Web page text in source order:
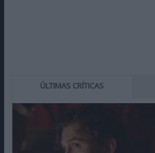
ÚLTIMAS CRÍTICAS